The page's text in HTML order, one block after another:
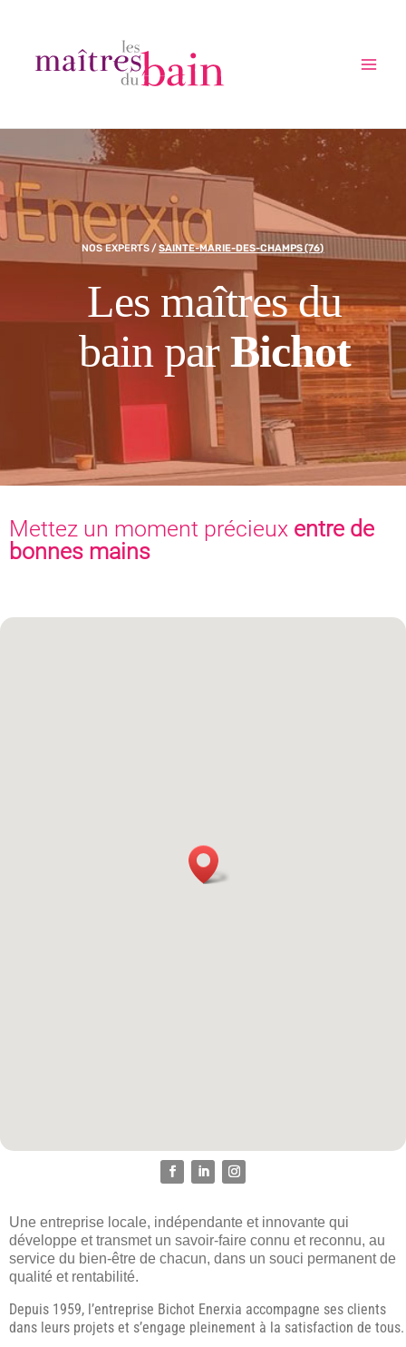
NOS EXPERTS/SAINTE-MARIE-DES-CHAMPS (76)
Les maîtres du
bain parBichot
Mettez un moment précieux entre de
bonnes mains
Une entreprise locale, indépendante et innovante qui
développe et transmet un savoir-faire connu et reconnu, au
service du bien-être de chacun, dans un souci permanent de
qualité et rentabilité.
Depuis 1959, l’entreprise Bichot Enerxia accompagne ses clients
dans leurs projets et s’engage pleinement à la satisfaction de tous.